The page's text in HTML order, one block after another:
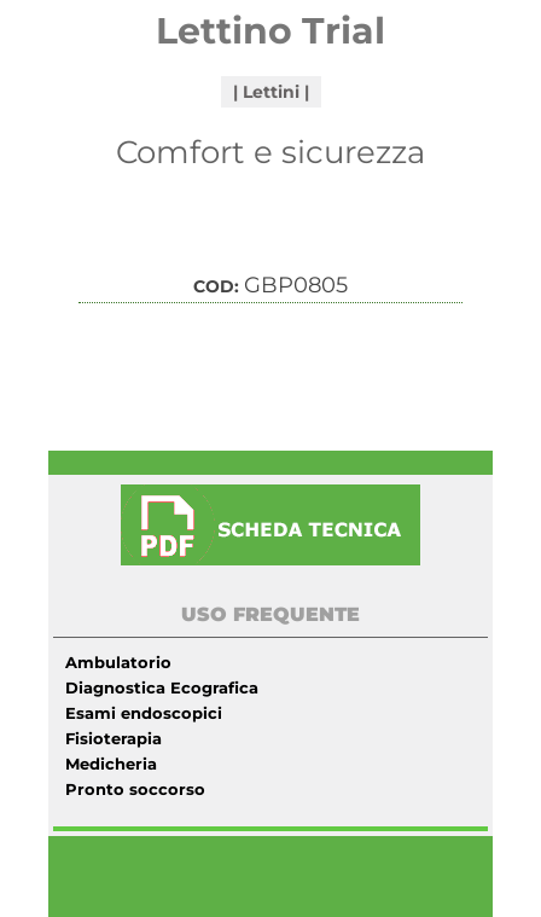
Lettino Trial
Lettini
Comfort e sicurezza
COD: GBP0805
USO FREQUENTE
Ambulatorio
Diagnostica Ecografica
Esami endoscopici
Fisioterapia
Medicheria
Pronto soccorso